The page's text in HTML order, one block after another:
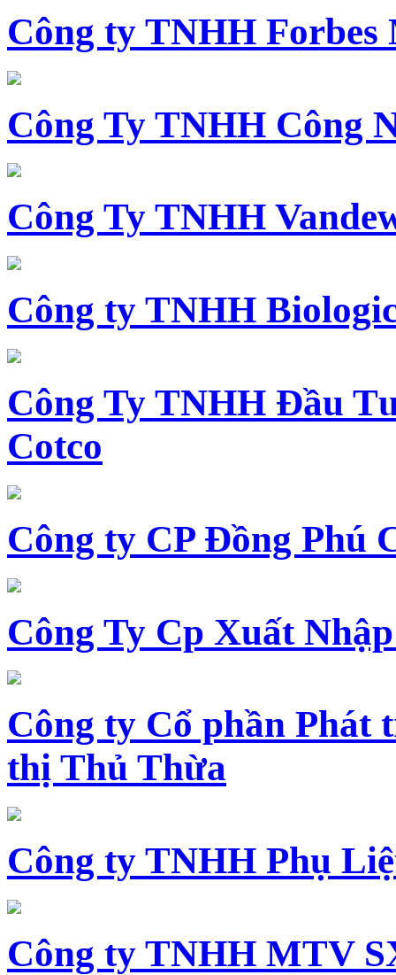
Công ty TNHH
Công Ty TNHH Công
Công Ty TNHH
Công ty TNHH
Công Ty TNHH Đầu
Cotco
Công ty CP Đồng Phú
Công Ty Cp Xuất
Công ty Cổ phần Phát
thị Thủ Thừa
Công ty TNHH Phụ
Công ty TNHH MTV